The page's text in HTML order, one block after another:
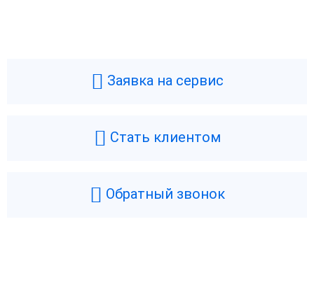
Заявка на сервис
Стать клиентом
Обратный звонок